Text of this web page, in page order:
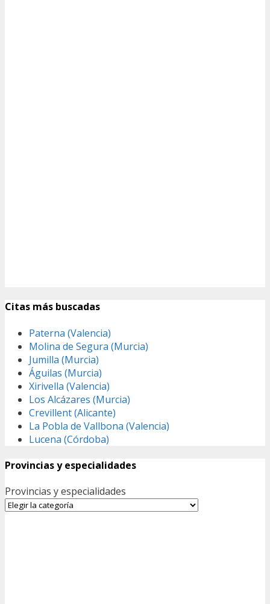
Citas más buscadas
Paterna (Valencia)
Molina de Segura (Murcia)
Jumilla (Murcia)
Águilas (Murcia)
Xirivella (Valencia)
Los Alcázares (Murcia)
Crevillent (Alicante)
La Pobla de Vallbona (Valencia)
Lucena (Córdoba)
Provincias y especialidades
Provincias y especialidades